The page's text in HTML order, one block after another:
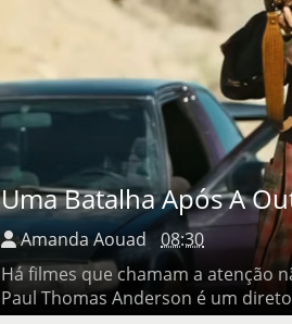
Uma Batalha Após A Outra
Amanda Aouad 08:30
Há filmes que chamam a atenção não
Thomas Anderson é um diretor faz de